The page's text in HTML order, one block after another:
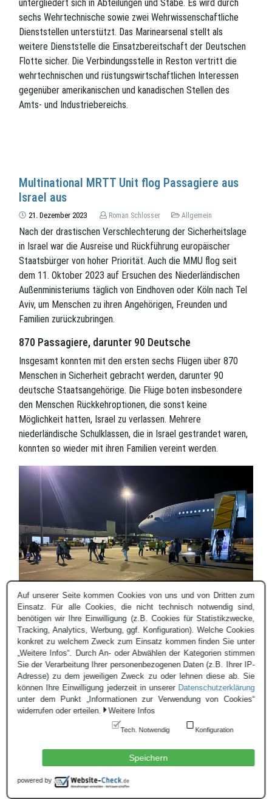
untergliedert sich in Abteilungen und Stäbe. Es wird durch
sechs Wehrtechnische sowie zwei Wehrwissenschaftliche
Dienststellen unterstützt. Das Marinearsenal stellt als
weitere Dienststelle die Einsatzbereitschaft der Deutschen
Flotte sicher. Die Verbindungsstelle in Reston vertritt die
wehrtechnischen und rüstungswirtschaftlichen Interessen
gegenüber amerikanischen und kanadischen Stellen des
Amts- und Industriebereichs.
Multinational MRTT Unit flog Passagiere aus
Israel aus
21. Dezember 2023 Roman.Schlosser Allgemein
Nach der drastischen Verschlechterung der Sicherheitslage
in Israel war die Ausreise und Rückführung europäischer
Staatsbürger von hoher Priorität. Auch die MMU flog seit
dem 11. Oktober 2023 auf Ersuchen des Niederländischen
Außenministeriums täglich von Eindhoven oder Köln nach Tel
Aviv, um Menschen zu ihren Angehörigen, Freunden und
Familien zurückzubringen.
870 Passagiere, darunter 90 Deutsche
Insgesamt konnten mit den ersten sechs Flügen über 870
Menschen in Sicherheit gebracht werden, darunter 90
deutsche Staatsangehörige. Die Flüge boten insbesondere
den Menschen Rückkehroptionen, die sonst keine
Möglichkeit hatten, Israel zu verlassen. Mehrere
niederländische Schulklassen, die in Israel gestrandet waren,
konnten so wieder mit ihren Familien vereint werden.
Erleichterte Rückkehrer aus Israel verlassen eine Maschine
der MMU in den Niederlanden.
Sechs Nationen zogen an einem Strang
Nachdem zivile Ausreisemöglichkeiten aufgrund der Situation
vor Ort erheblich eingeschränkt werden mussten, entschied
das niederländische Außenministerium, die MMU mit der
Evakuierung der überwiegend niederländischen Passagiere zu
beauftragen.
Die MMU ist eine multinationale Einheit, an der sich sechs
Nationen, darunter auch Deutschland, beteiligen. Die
Auf unserer Seite kommen Cookies von uns und von Dritten zum
Einsatz. Für alle Cookies, die nicht technisch notwendig sind,
benötigen wir Ihre Einwilligung (z.B. Cookies für Statistikzwecke,
Tracking, Analytics, Werbung, ggf. Konfiguration). Welche Cookies
konkret zu welchem Zweck zum Einsatz kommen finden Sie unter
„Weitere Infos“. Durch An- oder Abwählen der Kategorien stimmen
Sie der Verarbeitung Ihrer personenbezogenen Daten (z.B. Ihrer IP-
Adresse) zu dem jeweiligen Zweck zu oder lehnen diese ab. Sie
können Ihre Einwilligung jederzeit in unserer Datenschutzerklärung
unter dem Punkt „Informationen zur Verwendung von Cookies“
widerrufen oder erteilen. Weitere Infos
Tech. Notwendig Konfiguration
Speichern
powered by